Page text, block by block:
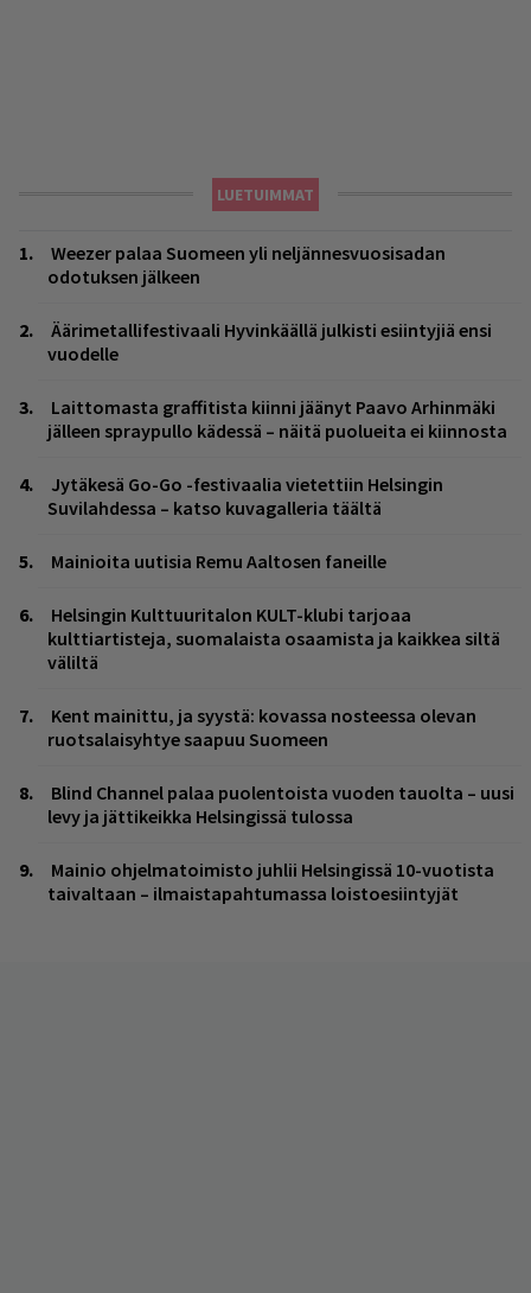
LUETUIMMAT
Weezer palaa Suomeen yli neljännesvuosisadan
odotuksen jälkeen
Äärimetallifestivaali Hyvinkäällä julkisti esiintyjiä ensi
vuodelle
Laittomasta graffitista kiinni jäänyt Paavo Arhinmäki
jälleen spraypullo kädessä – näitä puolueita ei kiinnosta
Jytäkesä Go-Go -festivaalia vietettiin Helsingin
Suvilahdessa – katso kuvagalleria täältä
Mainioita uutisia Remu Aaltosen faneille
Helsingin Kulttuuritalon KULT-klubi tarjoaa
kulttiartisteja, suomalaista osaamista ja kaikkea siltä
väliltä
Kent mainittu, ja syystä: kovassa nosteessa olevan
ruotsalaisyhtye saapuu Suomeen
Blind Channel palaa puolentoista vuoden tauolta – uusi
levy ja jättikeikka Helsingissä tulossa
Mainio ohjelmatoimisto juhlii Helsingissä 10-vuotista
taivaltaan – ilmaistapahtumassa loistoesiintyjät